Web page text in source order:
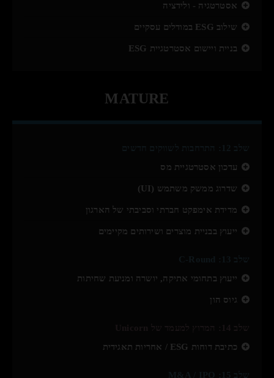
אסטרטגיה - ולידציה
שילוב ESG במודלים עסקיים
בניית ויישום אסטרטגיית ESG
MATURE
עדכון אסטרטגיית מס
שדרוג ממשק משתמש (UI)
מדידת אימפקט חברתי וסביבתי של הארגון
ייעוץ בבניית מוצרים ושירותים מקיימים
ייעוץ בתחומי אתיקה, יושרה ומניעת שחיתות
גיוס הון
כתיבת דוחות ESG / אחריות תאגידית